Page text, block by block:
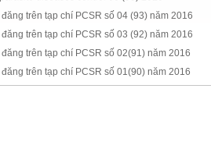
trên tạp chí PCSR số 04 (93) năm 2016
trên tạp chí PCSR số 03 (92) năm 2016
trên tạp chí PCSR số 02(91) năm 2016
trên tạp chí PCSR số 01(90) năm 2016